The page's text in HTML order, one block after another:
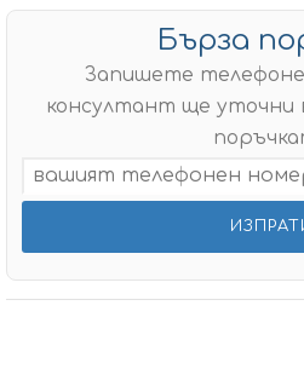
Бърза
Запишете
консултант ще уточни